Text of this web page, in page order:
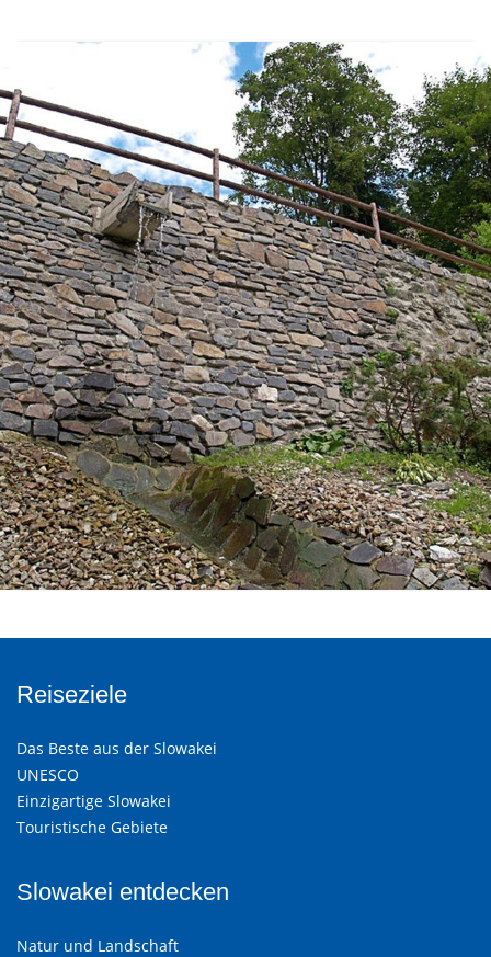
Reiseziele
Das Beste aus der Slowakei
UNESCO
Einzigartige Slowakei
Touristische Gebiete
Slowakei entdecken
Natur und Landschaft